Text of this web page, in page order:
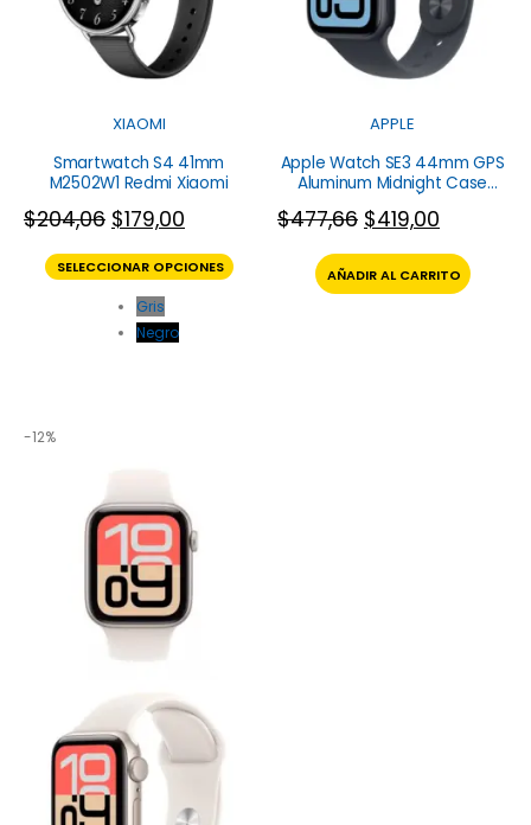
XIAOMI
Smartwatch S4 41mm
M2502W1 Redmi Xiaomi
$204,06 $179,00
SELECCIONAR OPCIONES
Gris
Negro
APPLE
Apple Watch SE3 44mm GPS
Aluminum Midnight Case
$477,66 $419,00
AÑADIR AL CARRITO
-12%